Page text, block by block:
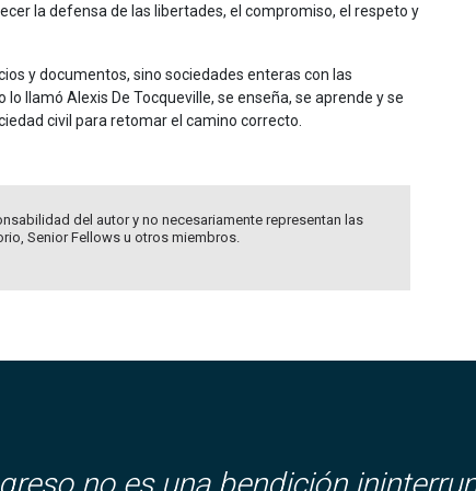
la defensa de las libertades, el compromiso, el respeto y
y documentos, sino sociedades enteras con las
llamó Alexis De Tocqueville, se enseña, se aprende y se
civil para retomar el camino correcto.
del autor y no necesariamente representan las
Senior Fellows u otros miembros.